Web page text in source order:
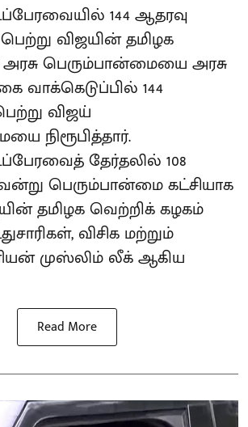
144 ஆதரவு
விஜயின் தமிழக
பெரும்பான்மையை அரசு
வாக்கெடுப்பில் 144
விஜய்
நிரூபித்தார்.
தேர்தலில் 108
பெரும்பான்மை கட்சியாக
தமிழக வெற்றிக் கழகம்
விசிக மற்றும்
முஸ்லிம் லீக் ஆகிய
Read More